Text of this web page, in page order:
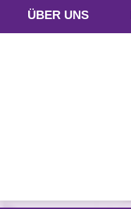
ÜBER UNS